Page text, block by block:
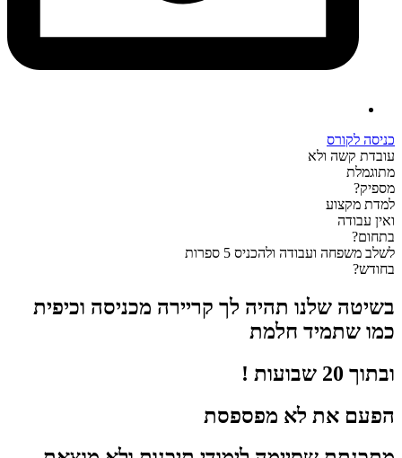
כניסה לקורס
עובדת קשה ולא
מתוגמלת
מספיק?
למדת מקצוע
ואין עבודה
בתחום?
לשלב משפחה ועבודה ולהכניס 5 ספרות
בחודש?
בשיטה שלנו תהיה לך קריירה מכניסה וכיפית
כמו שתמיד חלמת
ובתוך 20 שבועות !
הפעם את לא מפספסת